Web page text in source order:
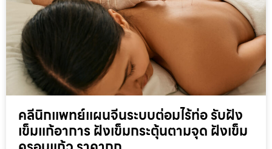
คลีนิกแพทย์แผนจีนระบบต่อมไร้ท่อ รับฝัง
เข็มแก้อาการ ฝังเข็มกระตุ้นตามจุด ฝังเข็ม